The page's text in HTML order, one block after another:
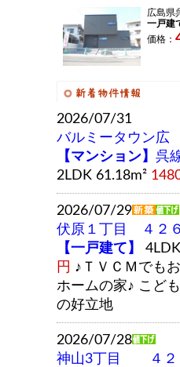
広島県
一戸建
価格：
2026/07/31
バルミータウン広
【マンション】 呉
2LDK 61.18m²
2026/07/29
伏原１丁目 ４２
【一戸建て】
円 ♪ＴＶＣＭでも
ホームの家♪ こど
の好立地
2026/07/28
神山3丁目 ４２